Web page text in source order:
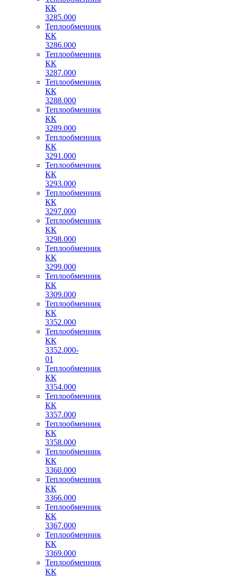
КК
3285.000
Теплообменник
КК
3286.000
Теплообменник
КК
3287.000
Теплообменник
КК
3288.000
Теплообменник
КК
3289.000
Теплообменник
КК
3291.000
Теплообменник
КК
3293.000
Теплообменник
КК
3297.000
Теплообменник
КК
3298.000
Теплообменник
КК
3299.000
Теплообменник
КК
3309.000
Теплообменник
КК
3352.000
Теплообменник
КК
3352.000-
01
Теплообменник
КК
3354.000
Теплообменник
КК
3357.000
Теплообменник
КК
3358.000
Теплообменник
КК
3360.000
Теплообменник
КК
3366.000
Теплообменник
КК
3367.000
Теплообменник
КК
3369.000
Теплообменник
КК